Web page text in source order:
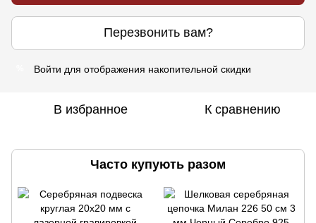
Перезвонить вам?
Войти для отображения накопительной скидки
В избранное К сравнению
Часто купують разом